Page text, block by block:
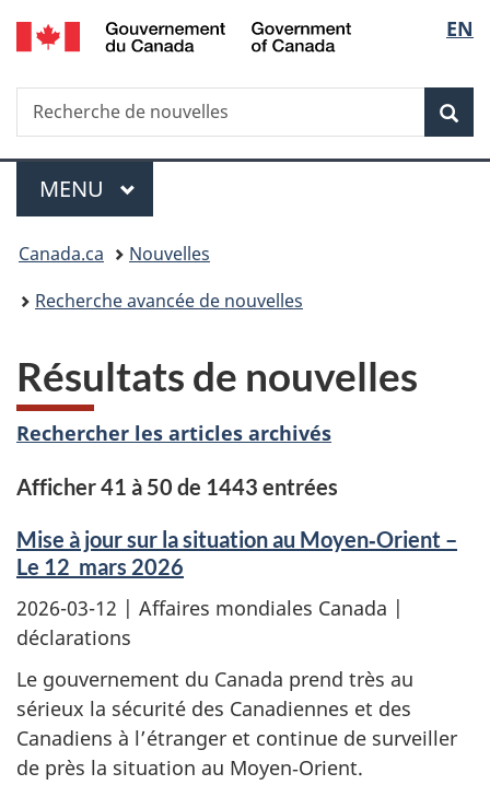
Passer
au
Passer
à
du
Passer
à
simplifiée
de
la
EN
Recherche
Recherche
de
Menu
MENU PRINCIPAL
Vous
êtes
Canada.ca
Nouvelles
Recherche avancée de nouvelles
Résultats de nouvelles
Rechercher les articles archivés
Afficher 41 à 50 de 1443 entrées
Mise à jour sur la situation au Moyen‑Orient –
Le 12 mars 2026
2026-03-12 | Affaires mondiales Canada |
déclarations
Le gouvernement du Canada prend très au
sérieux la sécurité des Canadiennes et des
Canadiens à l’étranger et continue de surveiller
de près la situation au Moyen‑Orient.